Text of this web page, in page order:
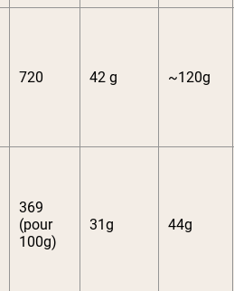
720 42 g ~120g
369
(pour
100g)
31g 44g